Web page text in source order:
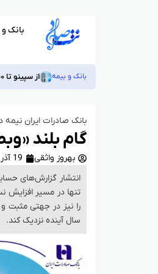
بانک
فین تک رونمایی از
بانک صادرات ایران
گام بلند
بهروز واثقی 19 آذر 1404
انتشار گزارش‌های
تنها در مسیر افزایش
سال آینده نزدیک کند.